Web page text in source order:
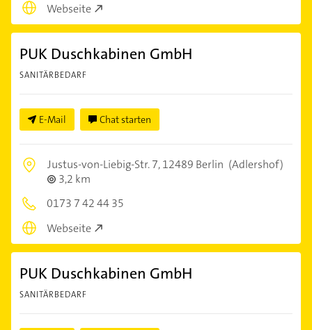
Webseite
PUK Duschkabinen GmbH
SANITÄRBEDARF
E-Mail Chat starten
Justus-von-Liebig-Str. 7,12489 Berlin (Adlershof)
3,2 km
0173 7 42 44 35
Webseite
PUK Duschkabinen GmbH
SANITÄRBEDARF